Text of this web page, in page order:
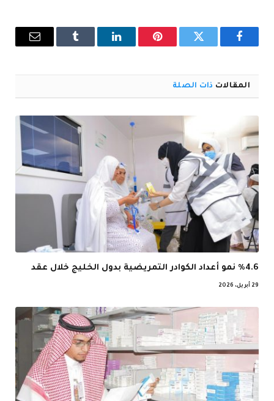
فيسبوك تويتر بينتيريستلينكدإن Tumblr
البريد
المقالات ذات الصلة
%4.6 نمو أعداد الكوادر التمريضية بدول الخليج خلال عقد
29 أبريل، 2026